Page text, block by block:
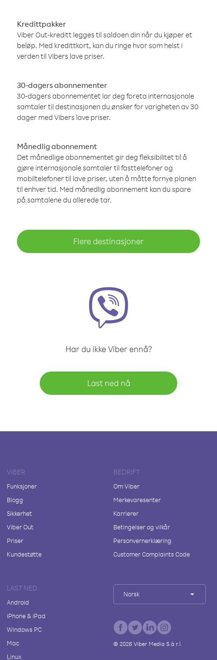
Kredittpakker
Viber Out-kreditt legges til saldoen din når du kjøper et
beløp. Med kredittkort, kan du ringe hvor som helst i
verden til Vibers lave priser.
30-dagers abonnementer
30-dagers abonnementet lar deg foreta internasjonale
samtaler til destinasjonen du ønsker for varigheten av 30
dager med Vibers lave priser.
Månedlig abonnement
Det månedlige abonnementet gir deg fleksibilitet til å
gjøre internasjonale samtaler til fasttelefoner og
mobiltelefoner til lave priser, uten å måtte fornye planen
til enhver tid. Med månedlig abonnement kan du spare
på samtalene du allerede tar.
Flere destinasjoner
Har du ikke Viber ennå?
Last ned nå
VIBER
Funksjoner
Blogg
Sikkerhet
Viber Out
Priser
Kundestøtte
BEDRIFT
Om Viber
Merkevaresenter
Karrierer
Betingelser og vilkår
Personvernerklæring
Customer Complaints Code
LAST NED
Android
iPhone & iPad
Windows PC
Mac
Linux
Norsk
© 2026Viber Media S.à r.l.